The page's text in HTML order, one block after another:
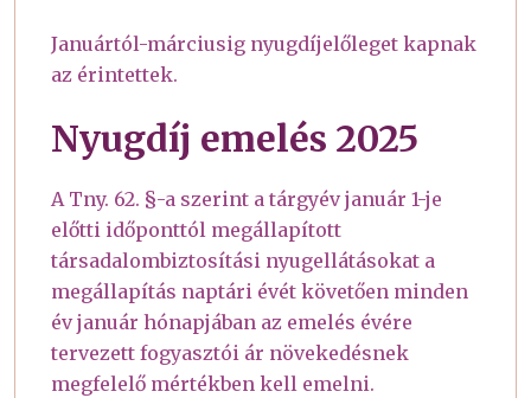
Januártól-márciusig nyugdíjelőleget kapnak
az érintettek.
Nyugdíj emelés 2025
A Tny. 62. §-a szerint a tárgyév január 1-je
előtti időponttól megállapított
társadalombiztosítási nyugellátásokat a
megállapítás naptári évét követően minden
év január hónapjában az emelés évére
tervezett fogyasztói ár növekedésnek
megfelelő mértékben kell emelni.